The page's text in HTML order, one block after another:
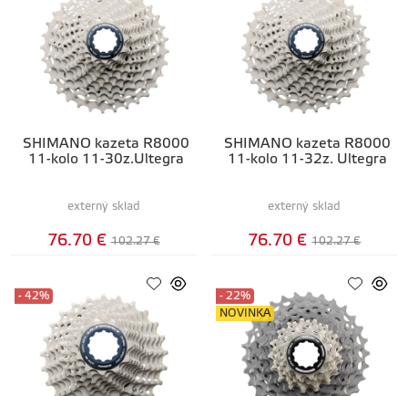
SHIMANO kazeta R8000
11-kolo 11-30z.Ultegra
externý sklad
76.70 € 102.27 €
SHIMANO kazeta R8000
11-kolo 11-32z. Ultegra
externý sklad
76.70 € 102.27 €
- 42%
- 22%
NOVINKA